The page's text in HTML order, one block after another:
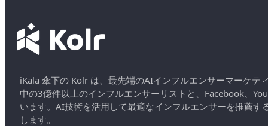
iKala 傘下の Kolr は、最先端のAIインフルエンサーマーケ
中の3億件以上のインフルエンサーリストと、Facebook、
います。AI技術を活用して最適なインフルエンサーを推薦
します。